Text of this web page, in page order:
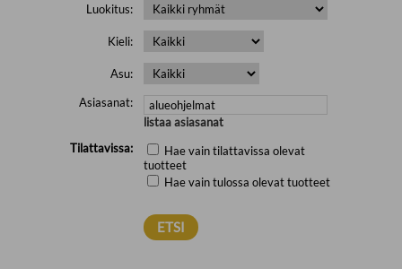
Luokitus:
Kieli:
Asu:
Asiasanat:
listaa asiasanat
Tilattavissa:
Hae vain tilattavissa olevat
tuotteet
Hae vain tulossa olevat tuotteet